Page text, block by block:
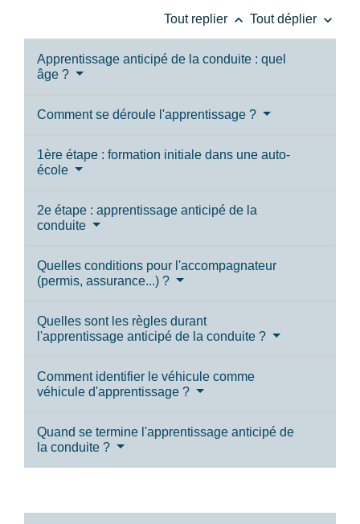
Tout replier keyboard_arrow_up Tout déplier keyboard_arrow_down
Apprentissage anticipé de la conduite : quel
âge ?
Comment se déroule l'apprentissage ?
1ère étape : formation initiale dans une auto-
école
2e étape : apprentissage anticipé de la
conduite
Quelles conditions pour l'accompagnateur
(permis, assurance...) ?
Quelles sont les règles durant
l'apprentissage anticipé de la conduite ?
Comment identifier le véhicule comme
véhicule d'apprentissage ?
Quand se termine l'apprentissage anticipé de
la conduite ?